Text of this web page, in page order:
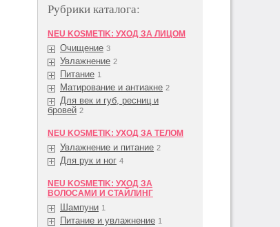
Рубрики каталога:
NEU KOSMETIK: УХОД ЗА ЛИЦОМ
Очищение 3
Увлажнение 2
Питание 1
Матирование и антиакне 2
Для век и губ, ресниц и
бровей 2
NEU KOSMETIK: УХОД ЗА ТЕЛОМ
Увлажнение и питание 2
Для рук и ног 4
NEU KOSMETIK: УХОД ЗА
ВОЛОСАМИ И СТАЙЛИНГ
Шампуни 1
Питание и увлажнение 1